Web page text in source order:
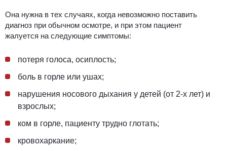
Она нужна в тех случаях, когда невозможно поставить
диагноз при обычном осмотре, и при этом пациент
жалуется на следующие симптомы:
потеря голоса, осиплость;
боль в горле или ушах;
нарушения носового дыхания у детей (от 2-х лет) и
взрослых;
ком в горле, пациенту трудно глотать;
кровохаркание;